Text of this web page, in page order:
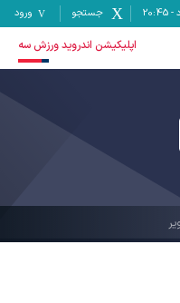
-
20:45 جستجو ورود
اپلیکیشن اندروید ورزش سه